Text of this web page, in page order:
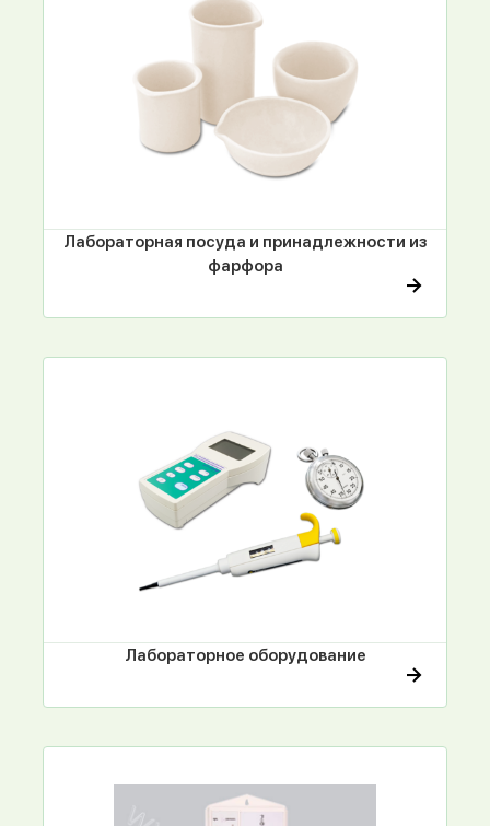
Лабораторная посуда и принадлежности из
фарфора
Лабораторное оборудование